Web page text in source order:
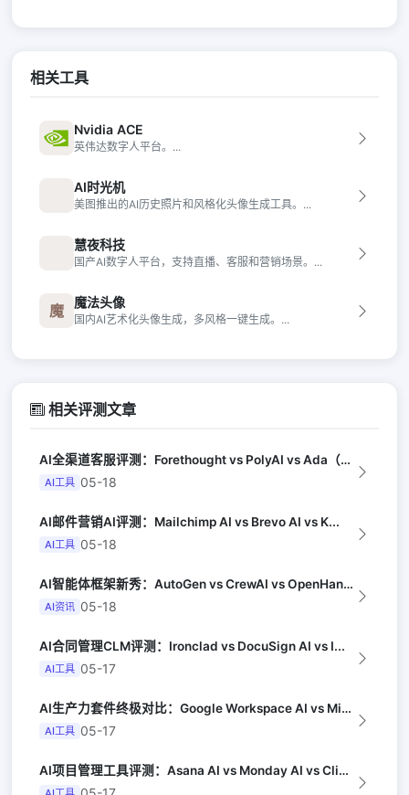
相关工具
Nvidia ACE
英伟达数字人平台。...
AI时光机
美图推出的AI历史照片和风格化头像生成工具。...
慧夜科技
国产AI数字人平台，支持直播、客服和营销场景。...
魔 魔法头像
国内AI艺术化头像生成，多风格一键生成。...
相关评测文章
AI全渠道客服评测：Forethought vs PolyAI vs Ada（G...
AI工具 05-18
AI邮件营销AI评测：Mailchimp AI vs Brevo AI vs K...
AI工具 05-18
AI智能体框架新秀：AutoGen vs CrewAI vs OpenHands...
AI资讯 05-18
AI合同管理CLM评测：Ironclad vs DocuSign AI vs I...
AI工具 05-17
AI生产力套件终极对比：Google Workspace AI vs Micro...
AI工具 05-17
AI项目管理工具评测：Asana AI vs Monday AI vs Clic...